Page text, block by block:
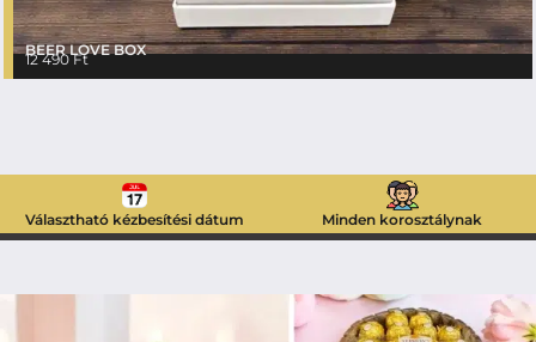
BEER LOVE BOX
12 490Ft
Választható kézbesítési dátum Minden korosztálynak